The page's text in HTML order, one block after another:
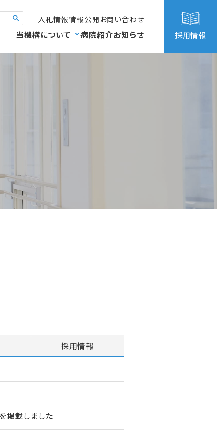
入札情報情報公開お問い合わせ
当機構について 病院紹介お知らせ 採用情報
採用情報
掲載しました